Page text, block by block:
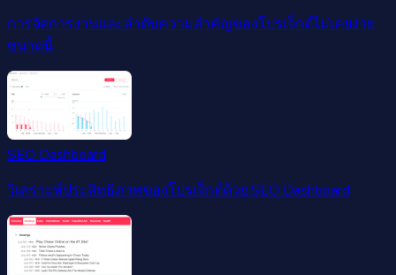
การจัดการงานและลำดับความสำคัญของโปรเจ็กต์ไม่เคยง่าย
ขนาดนี้
SEO Dashboard
วิเคราะห์ประสิทธิภาพของโปรเจ็กต์ด้วย SEO Dashboard